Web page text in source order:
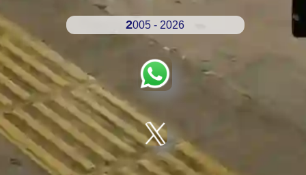
2005 - 2026